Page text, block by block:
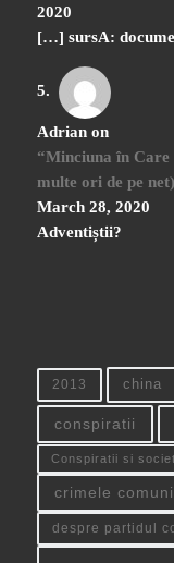
2020
[…] sursA:
Adrian on
“Minciuna în Care
multe ori de pe net)
March 28, 2020
Adventiștii?
2013 china
conspiratii
Conspiratii si
crimele
despre partidul